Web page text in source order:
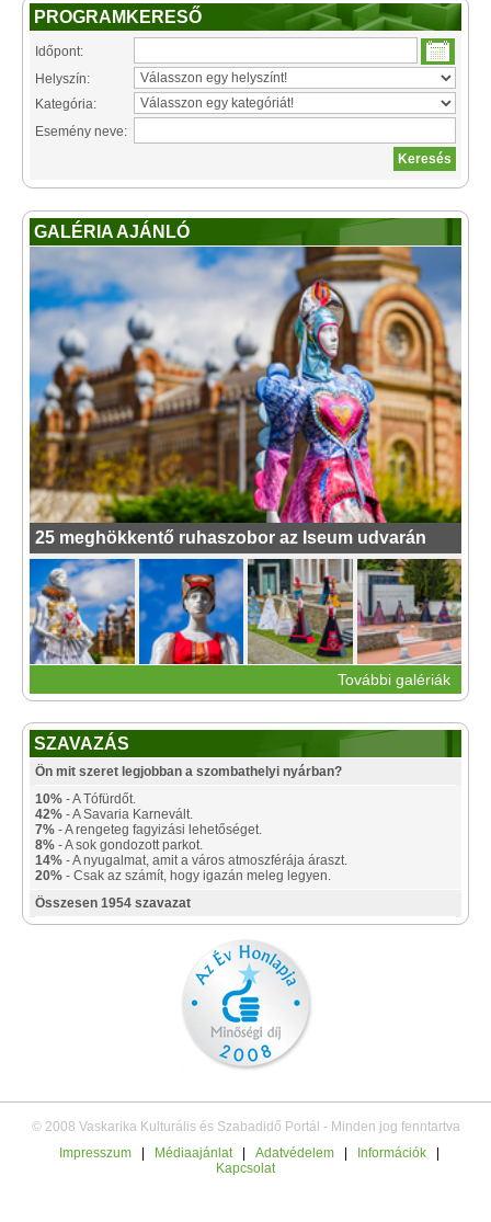
PROGRAMKERESŐ
Időpont:
Helyszín:
Kategória:
Esemény neve:
GALÉRIA AJÁNLÓ
25 meghökkentő ruhaszobor az Iseum udvarán
További galériák
SZAVAZÁS
Ön mit szeret legjobban a szombathelyi nyárban?
10% - A Tófürdőt.
42% - A Savaria Karnevált.
7% - A rengeteg fagyizási lehetőséget.
8% - A sok gondozott parkot.
14% - A nyugalmat, amit a város atmoszférája áraszt.
20% - Csak az számít, hogy igazán meleg legyen.
Összesen 1954 szavazat
© 2008 Vaskarika Kulturális és Szabadidő Portál - Minden jog fenntartva
Impresszum
Médiaajánlat Adatvédelem Információk
Kapcsolat